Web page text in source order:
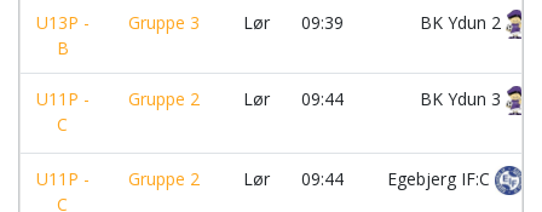
U13P -
B
Gruppe 3 Lør 09:39 BK Ydun 2
U11P -
C
Gruppe 2 Lør 09:44 BK Ydun 3
U11P -
C
Gruppe 2 Lør 09:44 Egebjerg IF:C